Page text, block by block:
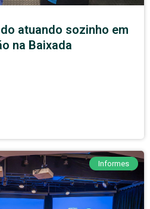
atuando sozinho em
na Baixada
Informes